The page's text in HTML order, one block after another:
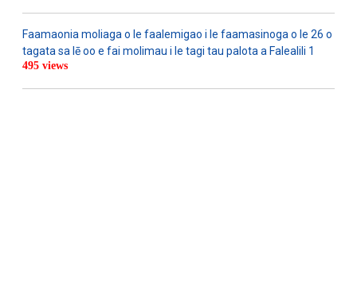
Faamaonia moliaga o le faalemigao i le faamasinoga o le 26 o
tagata sa lē oo e fai molimau i le tagi tau palota a Falealili 1
495 views